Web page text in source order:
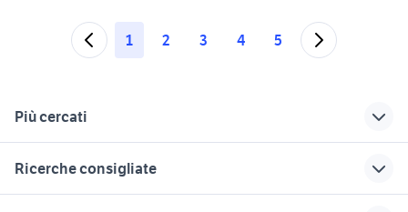
1 2 3 4 5
Più cercati
peugeot 3008 2020
Ricerche consigliate